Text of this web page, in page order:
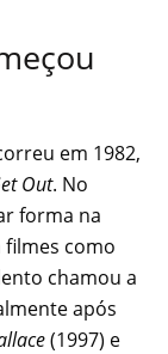
em 1982,
Out. No
forma na
filmes como
chamou a
após
(1997) e